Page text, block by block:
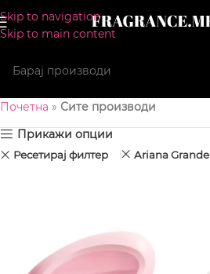
Skip to navigation
Skip to main content
Почетна » Сите производи
Прикажи опции
Ресетирај филтер Ariana Grande